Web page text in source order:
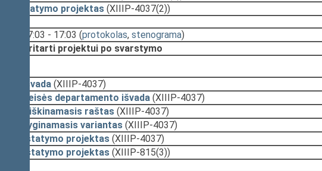
Įstatymo projektas (XIIIP-4037(2))
17:03 - 17:03 (protokolas, stenograma)
Pritarti projektui po svarstymo
Išvada (XIIIP-4037)
Teisės departamento išvada (XIIIP-4037)
Aiškinamasis raštas (XIIIP-4037)
Lyginamasis variantas (XIIIP-4037)
Įstatymo projektas (XIIIP-4037)
Įstatymo projektas (XIIIP-815(3))